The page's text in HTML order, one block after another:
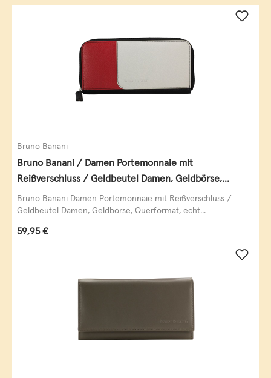
Bruno Banani
Bruno Banani / Damen Portemonnaie mit
Reißverschluss / Geldbeutel Damen, Geldbörse,
Querformat, echt Leder, black/white/red
Bruno Banani Damen Portemonnaie mit Reißverschluss /
Geldbeutel Damen, Geldbörse, Querformat, echt...
Regulärer Preis:
59,95 €